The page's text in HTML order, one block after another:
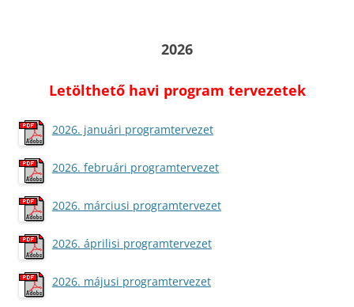
2026
Letölthető havi program tervezetek
2026. januári programtervezet
2026. februári programtervezet
2026. márciusi programtervezet
2026. áprilisi programtervezet
2026. májusi programtervezet